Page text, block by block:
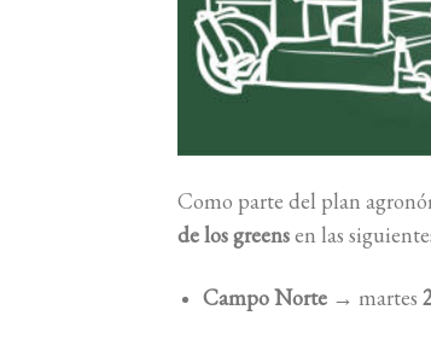
Como parte del plan
de los greensen las
Campo Norte→ martes